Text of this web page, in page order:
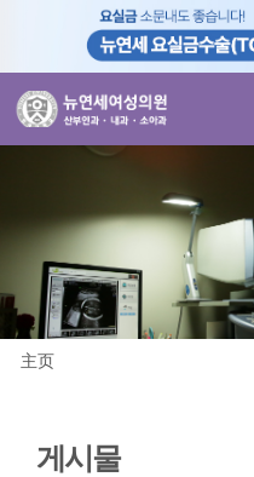
主页
게시물